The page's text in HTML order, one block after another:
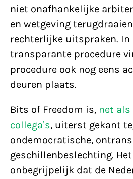
niet onafhankelijke
en wetgeving
rechterlijke uitspraken. In
transparante procedure
procedure ook nog eens
deuren plaats.
Bits of Freedom is, net als
collega’s, uiterst gekant
ondemocratische,
geschillenbeslechting.
onbegrijpelijk dat de